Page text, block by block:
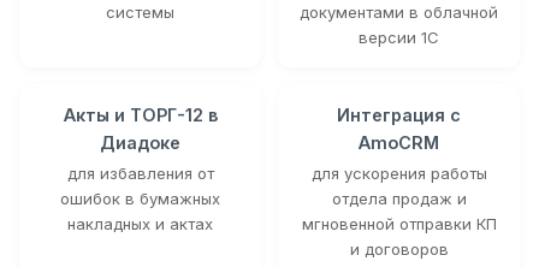
системы
документами в облачной
версии 1С
Акты и ТОРГ-12 в
Диадоке
для избавления от
ошибок в бумажных
накладных и актах
Интеграция с
AmoCRM
для ускорения работы
отдела продаж и
мгновенной отправки КП
и договоров